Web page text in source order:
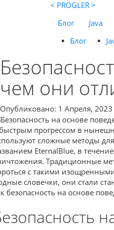
< PROGLER >
Блог
Java
Блог
чем они
Опубликовано: 1 Апреля, 2023
прогрессом в
сложные методы
EternalBlue, в
Традиционные
с такими
словечки, они стали
безопасность на основе